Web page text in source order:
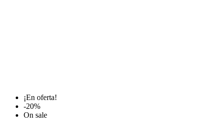
¡En oferta!
-20%
On sale